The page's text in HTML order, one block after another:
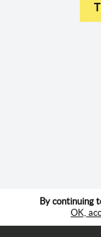
By continuing
OK,